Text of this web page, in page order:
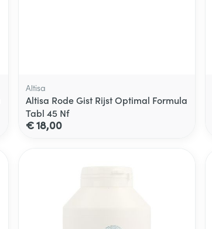
Altisa
Altisa Rode Gist Rijst Optimal Formula
Tabl 45 Nf
€ 18,00